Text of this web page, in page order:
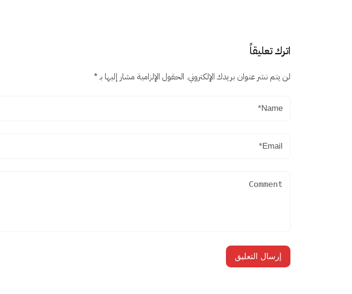
اترك تعليقاً
لن يتم نشر عنوان بريدك الإلكتروني. الحقول الإلزامية مشار إليها بـ*